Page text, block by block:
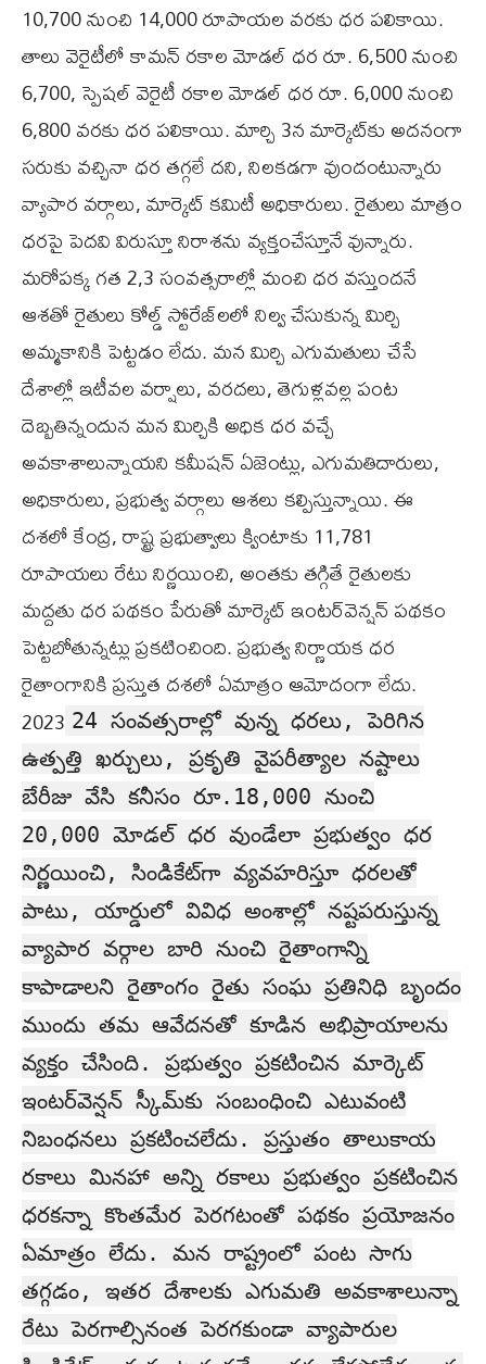
10,700 నుంచి 14,000 రూపాయల వరకు ధర పలికాయి.
తాలు వెరైటీలో కామన్‌ రకాల మోడల్‌ ధర రూ. 6,500 నుంచి
6,700, స్పెషల్‌ వెరైటీ రకాల మోడల్‌ ధర రూ. 6,000 నుంచి
6,800 వరకు ధర పలికాయి. మార్చి 3న మార్కెట్‌కు అదనంగా
సరుకు వచ్చినా ధర తగ్గలే దని, నిలకడగా వుందంటున్నారు
వ్యాపార వర్గాలు, మార్కెట్‌ కమిటీ అధికారులు. రైతులు మాత్రం
ధరపై పెదవి విరుస్తూ నిరాశను వ్యక్తంచేస్తూనే వున్నారు.
మరోపక్క గత 2,3 సంవత్సరాల్లో మంచి ధర వస్తుందనే
ఆశతో రైతులు కోల్డ్‌ స్టోరేజ్‌లలో నిల్వ చేసుకున్న మిర్చి
అమ్మకానికి పెట్టడం లేదు. మన మిర్చి ఎగుమతులు చేసే
దేశాల్లో ఇటీవల వర్షాలు, వరదలు, తెగుళ్లవల్ల పంట
దెబ్బతిన్నందున మన మిర్చికి అధిక ధర వచ్చే
అవకాశాలున్నాయని కమీషన్‌ ఏజెంట్లు, ఎగుమతిదారులు,
అధికారులు, ప్రభుత్వ వర్గాలు ఆశలు కల్పిస్తున్నాయి. ఈ
దశలో కేంద్ర, రాష్ట్ర ప్రభుత్వాలు క్వింటాకు 11,781
రూపాయలు రేటు నిర్ణయించి, అంతకు తగ్గితే రైతులకు
మద్దతు ధర పథకం పేరుతో మార్కెట్‌ ఇంటర్‌వెన్షన్‌ పథకం
పెట్టబోతున్నట్లు ప్రకటించింది. ప్రభుత్వ నిర్ణాయక ధర
రైతాంగానికి ప్రస్తుత దశలో ఏమాత్రం ఆమోదంగా లేదు.
2023 24 సంవత్సరాల్లో వున్న ధరలు, పెరిగిన
ఉత్పత్తి ఖర్చులు, ప్రకృతి వైపరీత్యాల నష్టాలు
బేరీజు వేసి కనీసం రూ.18,000 నుంచి
20,000 మోడల్‌ ధర వుండేలా ప్రభుత్వం ధర
నిర్ణయించి, సిండికేట్‌గా వ్యవహరిస్తూ ధరలతో
పాటు, యార్డులో వివిధ అంశాల్లో నష్టపరుస్తున్న
వ్యాపార వర్గాల బారి నుంచి రైతాంగాన్ని
కాపాడాలని రైతాంగం రైతు సంఘ ప్రతినిధి బృందం
ముందు తమ ఆవేదనతో కూడిన అభిప్రాయాలను
వ్యక్తం చేసింది. ప్రభుత్వం ప్రకటించిన మార్కెట్‌
ఇంటర్‌వెన్షన్‌ స్కీమ్‌కు సంబంధించి ఎటువంటి
నిబంధనలు ప్రకటించలేదు. ప్రస్తుతం తాలుకాయ
రకాలు మినహా అన్ని రకాలు ప్రభుత్వం ప్రకటించిన
ధరకన్నా కొంతమేర పెరగటంతో పథకం ప్రయోజనం
ఏమాత్రం లేదు. మన రాష్ట్రంలో పంట సాగు
తగ్గడం, ఇతర దేశాలకు ఎగుమతి అవకాశాలున్నా
రేటు పెరగాల్సినంత పెరగకుండా వ్యాపారుల